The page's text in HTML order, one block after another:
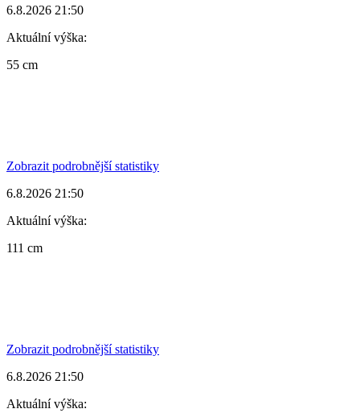
6.8.2026 21:50
Aktuální výška:
55 cm
Zobrazit podrobnější statistiky
6.8.2026 21:50
Aktuální výška:
111 cm
Zobrazit podrobnější statistiky
6.8.2026 21:50
Aktuální výška: